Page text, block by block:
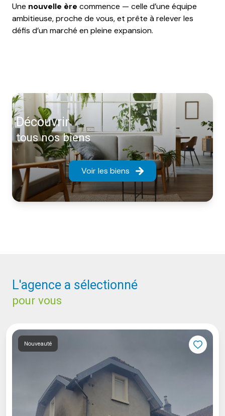
découvrir
tous nos biens
Voir les biens
Une nouvelle ère commence — celle d’une équipe
ambitieuse, proche de vous, et prête à relever les
défis d’un marché en pleine expansion.
l'agence a sélectionné
pour vous
Nouveauté